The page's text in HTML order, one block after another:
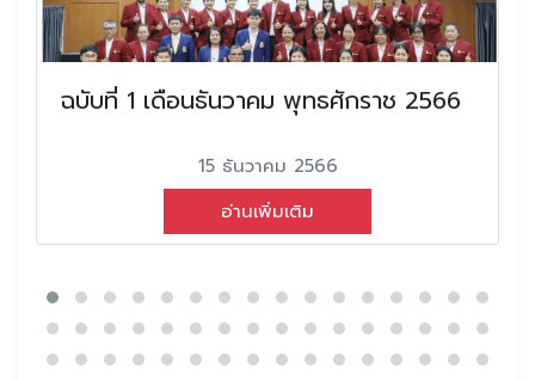
ฉบับที่ 1 เดือนธันวาคม พุทธศักราช 2566
15 ธันวาคม 2566
อ่านเพิ่มเติม